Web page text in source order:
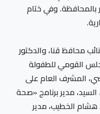
بالمحافظة. وفي ختام
محافظ قنا، والدكتور
القومي للطفولة
المشرف العام على
مدير برنامج «صحة
الخطيب، مدير